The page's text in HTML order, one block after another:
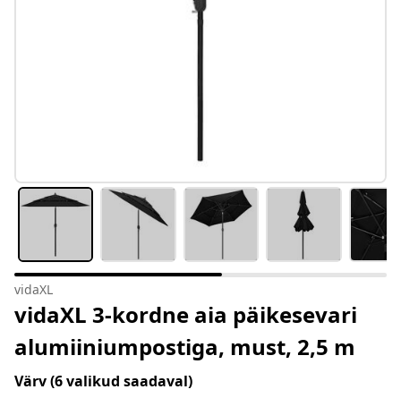
vidaXL
vidaXL 3-kordne aia päikesevari
alumiiniumpostiga, must, 2,5 m
Värv(6 valikud saadaval)